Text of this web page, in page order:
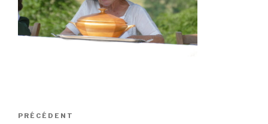
Navigation
Article
PRÉCÉDENT